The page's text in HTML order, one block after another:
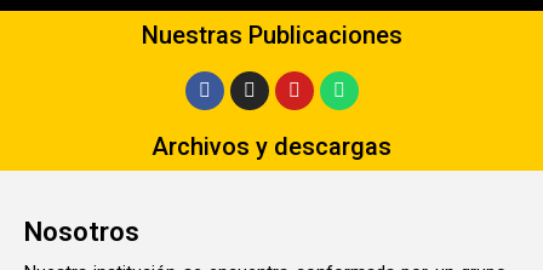
Nuestras Publicaciones
Archivos y descargas
Nosotros